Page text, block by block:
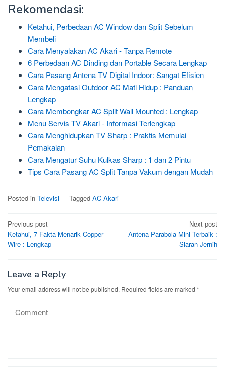
Rekomendasi:
Ketahui, Perbedaan AC Window dan Split Sebelum
Membeli
Cara Menyalakan AC Akari - Tanpa Remote
6 Perbedaan AC Dinding dan Portable Secara Lengkap
Cara Pasang Antena TV Digital Indoor: Sangat Efisien
Cara Mengatasi Outdoor AC Mati Hidup : Panduan
Lengkap
Cara Membongkar AC Split Wall Mounted : Lengkap
Menu Servis TV Akari - Informasi Terlengkap
Cara Menghidupkan TV Sharp : Praktis Memulai
Pemakaian
Cara Mengatur Suhu Kulkas Sharp : 1 dan 2 Pintu
Tips Cara Pasang AC Split Tanpa Vakum dengan Mudah
Posted in Televisi Tagged AC Akari
Post
navigation
Previous post
Ketahui, 7 Fakta Menarik Copper
Wire : Lengkap
Next post
Antena Parabola Mini Terbaik :
Siaran Jernih
Leave a Reply
Your email address will not be published. Required fields are marked *